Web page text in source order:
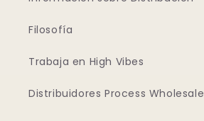
Filosofía
Trabaja en High Vibes
Distribuidores Process Wholesale